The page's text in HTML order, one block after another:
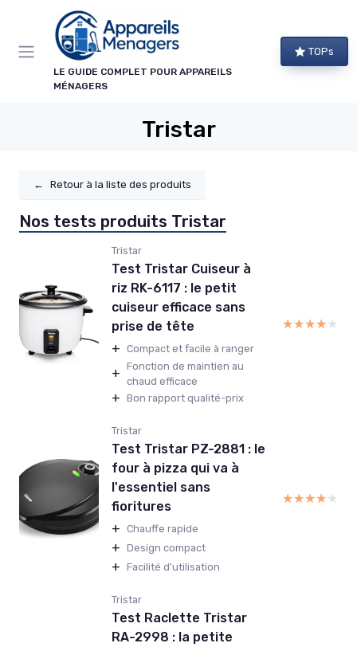
LE GUIDE COMPLET POUR APPAREILS
MÉNAGERS
TOPs
Tristar
← Retour à la liste des produits
Nos tests produits Tristar
Tristar
Test Tristar Cuiseur à
riz RK-6117 : le petit
cuiseur efficace sans
prise de tête
+ Compact et facile à ranger
+ Fonction de maintien au
chaud efficace
+ Bon rapport qualité-prix
★★★★★
★★★★★
Tristar
Test Tristar PZ-2881 : le
four à pizza qui va à
l'essentiel sans
fioritures
+ Chauffe rapide
+ Design compact
+ Facilité d'utilisation
★★★★★
★★★★★
Tristar
Test Raclette Tristar
RA-2998 : la petite
Panneau de gestion des cookies